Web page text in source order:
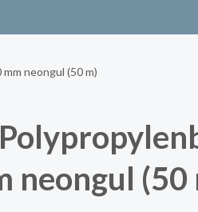
neongul (50 m)
neongul (50